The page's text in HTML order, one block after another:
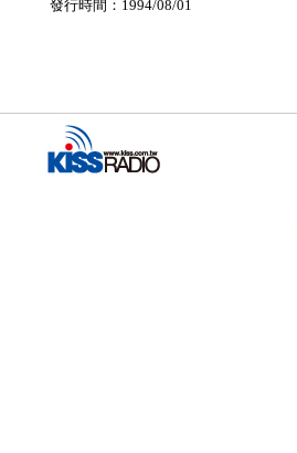
發行時間：1994/08/01